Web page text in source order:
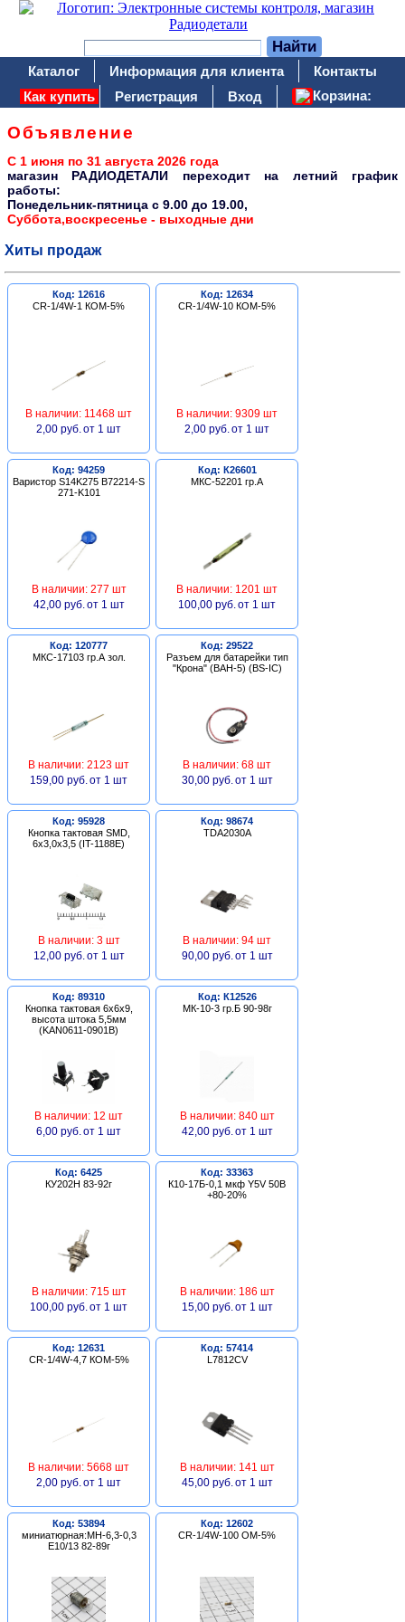
Каталог Информация для клиента
Контакты
Как купить
Регистрация Вход Корзина:
Объявление
С 1 июня по 31 августа 2026 года
магазин РАДИОДЕТАЛИ переходит на летний график
работы:
Понедельник-пятница c 9.00 до 19.00,
Суббота,воскресенье - выходные дни
Хиты продаж
Код: 12616
CR-1/4W-1 КОМ-5%
В наличии: 11468 шт
2,00 руб. от 1 шт
Код: 12634
CR-1/4W-10 КОМ-5%
В наличии: 9309 шт
2,00 руб. от 1 шт
Код: 94259
Варистор S14K275 B72214-S
271-K101
В наличии: 277 шт
42,00 руб. от 1 шт
Код: К26601
МКС-52201 гр.А
В наличии: 1201 шт
100,00 руб. от 1 шт
Код: 120777
МКС-17103 гр.А зол.
В наличии: 2123 шт
159,00 руб. от 1 шт
Код: 29522
Разъем для батарейки тип
"Крона" (BAH-5) (BS-IC)
В наличии: 68 шт
30,00 руб. от 1 шт
Код: 95928
Кнопка тактовая SMD,
6х3,0х3,5 (IT-1188E)
В наличии: 3 шт
12,00 руб. от 1 шт
Код: 98674
TDA2030A
В наличии: 94 шт
90,00 руб. от 1 шт
Код: 89310
Кнопка тактовая 6х6х9,
высота штока 5,5мм
(KAN0611-0901B)
В наличии: 12 шт
6,00 руб. от 1 шт
Код: К12526
МК-10-3 гр.Б 90-98г
В наличии: 840 шт
42,00 руб. от 1 шт
Код: 6425
КУ202Н 83-92г
В наличии: 715 шт
100,00 руб. от 1 шт
Код: 33363
К10-17Б-0,1 мкф Y5V 50В
+80-20%
В наличии: 186 шт
15,00 руб. от 1 шт
Код: 12631
CR-1/4W-4,7 КОМ-5%
В наличии: 5668 шт
2,00 руб. от 1 шт
Код: 57414
L7812CV
В наличии: 141 шт
45,00 руб. от 1 шт
Код: 53894
миниатюрная:МН-6,3-0,3
Е10/13 82-89г
Код: 12602
CR-1/4W-100 ОМ-5%